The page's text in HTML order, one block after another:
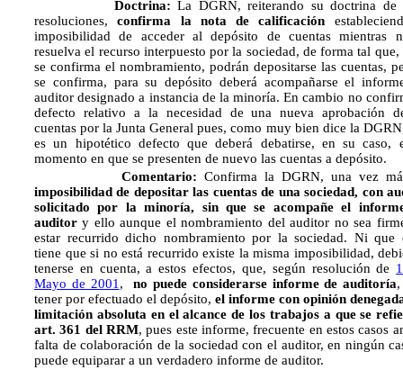
Doctrina: La DGRN, reiterando su doctrina de
resoluciones,confirma la nota de calificación
imposibilidad de acceder al depósito de cuentas mientras
resuelva el recurso interpuesto por la sociedad, de forma tal que,
se confirma el nombramiento, podrán depositarse las cuentas,
se confirma, para su depósito deberá acompañarse el
auditor designado a instancia de la minoría. En cambio no
defecto relativo a la necesidad de una nueva aprobación
cuentas por la Junta General pues, como muy bien dice la
es un hipotético defecto que deberá debatirse, en su caso,
momento en que se presenten de nuevo las cuentas a depósito.
Comentario: Confirma la DGRN, una vez
imposibilidad de depositar las cuentas de una sociedad, con
solicitado por la minoría, sin que se acompañe el
auditor y ello aunque el nombramiento del auditor no sea
estar recurrido dicho nombramiento por la sociedad. Ni que
tiene que si no está recurrido existe la misma imposibilidad,
tenerse en cuenta, a estos efectos, que, según resolución de
Mayo de 2001,no puede considerarse informe de auditoría
tener por efectuado el depósito, el informe con opinión
limitación absoluta en el alcance de los trabajos a que se
art. 361 del RRM, pues este informe, frecuente en estos casos
falta de colaboración de la sociedad con el auditor, en ningún
puede equiparar a un verdadero informe de auditor.